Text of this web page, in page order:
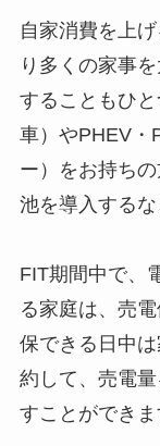
自家消費を上
り多くの家事
することもひ
車）やPHEV・
ー）をお持ち
池を導入するな
FIT期間中で、
る家庭は、売
保できる日中
約して、売電
すことができま